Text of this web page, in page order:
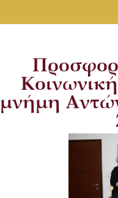
μνήμη